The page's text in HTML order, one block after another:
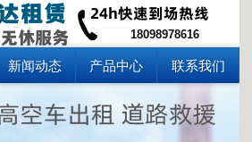
18098978616
新闻动态 产品中心 联系我们